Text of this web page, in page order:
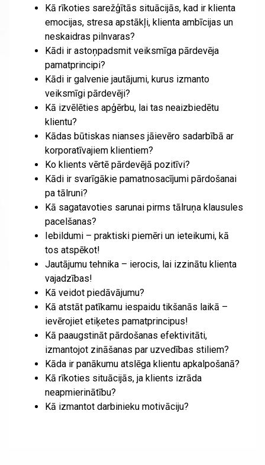
Kā rīkoties sarežģītās situācijās, kad ir klienta
emocijas, stresa apstākļi, klienta ambīcijas un
neskaidras pilnvaras?
Kādi ir astoņpadsmit veiksmīga pārdevēja
pamatprincipi?
Kādi ir galvenie jautājumi, kurus izmanto
veiksmīgi pārdevēji?
Kā izvēlēties apģērbu, lai tas neaizbiedētu
klientu?
Kādas būtiskas nianses jāievēro sadarbībā ar
korporatīvajiem klientiem?
Ko klients vērtē pārdevējā pozitīvi?
Kādi ir svarīgākie pamatnosacījumi pārdošanai
pa tālruni?
Kā sagatavoties sarunai pirms tālruņa klausules
pacelšanas?
Iebildumi – praktiski piemēri un ieteikumi, kā
tos atspēkot!
Jautājumu tehnika – ierocis, lai izzinātu klienta
vajadzības!
Kā veidot piedāvājumu?
Kā atstāt patīkamu iespaidu tikšanās laikā –
ievērojiet etiķetes pamatprincipus!
Kā paaugstināt pārdošanas efektivitāti,
izmantojot zināšanas par uzvedības stiliem?
Kāda ir panākumu atslēga klientu apkalpošanā?
Kā rīkoties situācijās, ja klients izrāda
neapmierinātību?
Kā izmantot darbinieku motivāciju?